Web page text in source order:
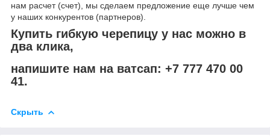
нам расчет (счет), мы сделаем предложение еще лучше чем
у наших конкурентов (партнеров).
Купить гибкую черепицу у нас можно в
два клика,
напишите нам на ватсап: +7 777 470 00
41.
Скрыть